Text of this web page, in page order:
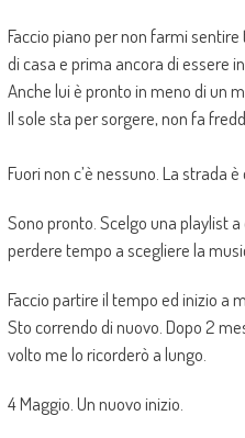
Faccio piano per non farmi
di casa e prima ancora di essere
Anche lui è pronto in meno di un
Il sole sta per sorgere, non fa
Fuori non c’è nessuno. La strada
Sono pronto. Scelgo una playlist
perdere tempo a scegliere la
Faccio partire il tempo ed inizio a
Sto correndo di nuovo. Dopo 2
volto me lo ricorderò a lungo.
4 Maggio. Un nuovo inizio.